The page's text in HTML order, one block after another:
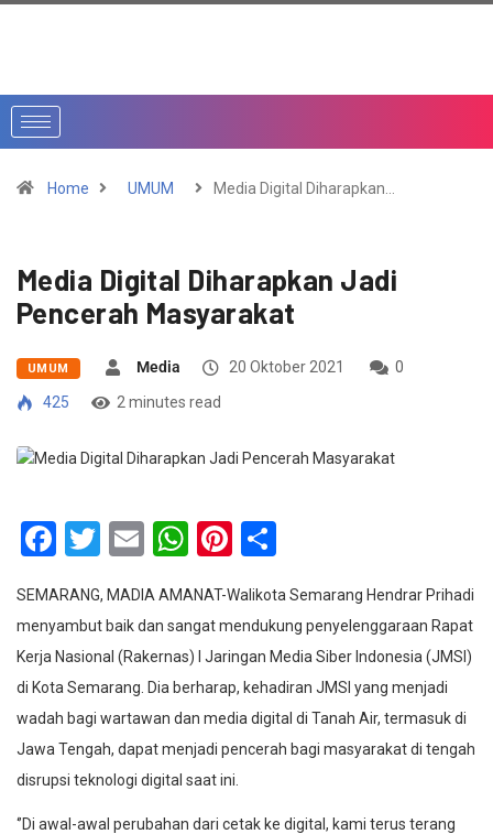
Home UMUM Media Digital Diharapkan…
Media Digital Diharapkan Jadi
Pencerah Masyarakat
UMUM Media 20 Oktober 2021
0
425
2 minutes read
Facebook
Twitter
EmailWhatsApp
Pinterest
SEMARANG, MADIA AMANAT-Walikota Semarang Hendrar Prihadi
menyambut baik dan sangat mendukung penyelenggaraan Rapat
Kerja Nasional (Rakernas) I Jaringan Media Siber Indonesia (JMSI)
di Kota Semarang. Dia berharap, kehadiran JMSI yang menjadi
wadah bagi wartawan dan media digital di Tanah Air, termasuk di
Jawa Tengah, dapat menjadi pencerah bagi masyarakat di tengah
disrupsi teknologi digital saat ini.
‘’Di awal-awal perubahan dari cetak ke digital, kami terus terang